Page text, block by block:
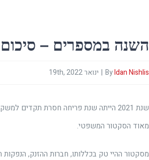
השנה במספרים – סיכום שנת 2021
ByIdan Nishlis
| ינואר 19th, 2022
שנת 2021 הייתה שנת פריחה חסרת
מאוד הסקטור המשפטי.
מסקטור ההיי טק בכללותו, חברות ההזנק,